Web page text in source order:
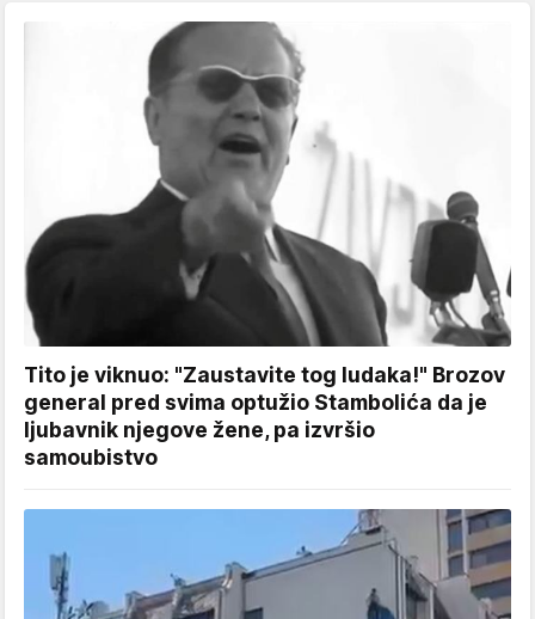
Tito je viknuo: "Zaustavite tog ludaka!" Brozov
general pred svima optužio Stambolića da je
ljubavnik njegove žene, pa izvršio
samoubistvo